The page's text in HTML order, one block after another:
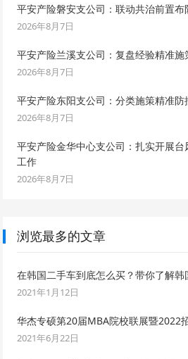
平安产险磐安支公司：联动共治前置
2026年8月7日
平安产险兰溪支公司：复盘经验精准
2026年8月7日
平安产险东阳支公司：分类施策精准
2026年8月7日
平安产险金华中心支公司：扎实开展台
工作
2026年8月7日
浏览最多的文章
在韩国二手车到底怎么买？带你了解韩
2021年1月12日
华杰专硕第20届MBA院校联展暨2022
2021年6月22日